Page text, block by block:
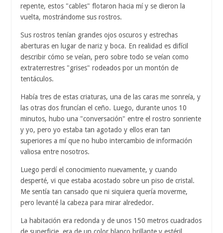
repente, estos "cables" flotaron hacia mí y se dieron la
vuelta, mostrándome sus rostros.
Sus rostros tenían grandes ojos oscuros y estrechas
aberturas en lugar de nariz y boca. En realidad es difícil
describir cómo se veían, pero sobre todo se veían como
extraterrestres "grises" rodeados por un montón de
tentáculos.
Había tres de estas criaturas, una de las caras me sonreía, y
las otras dos fruncían el ceño. Luego, durante unos 10
minutos, hubo una "conversación" entre el rostro sonriente
y yo, pero yo estaba tan agotado y ellos eran tan
superiores a mí que no hubo intercambio de información
valiosa entre nosotros.
Luego perdí el conocimiento nuevamente, y cuando
desperté, vi que estaba acostado sobre un piso de cristal.
Me sentía tan cansado que ni siquiera quería moverme,
pero levanté la cabeza para mirar alrededor.
La habitación era redonda y de unos 150 metros cuadrados